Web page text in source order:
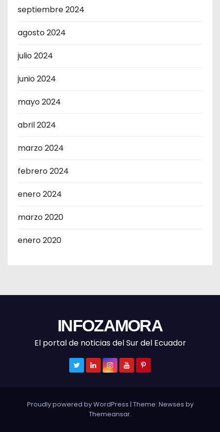
septiembre 2024
agosto 2024
julio 2024
junio 2024
mayo 2024
abril 2024
marzo 2024
febrero 2024
enero 2024
marzo 2020
enero 2020
INFOZAMORA
El portal de noticias del Sur del Ecuador
Proudly powered by WordPress | Theme: Newses by
Themeansar.